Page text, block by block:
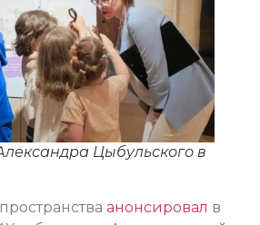
Цыбульского в
анонсировал в